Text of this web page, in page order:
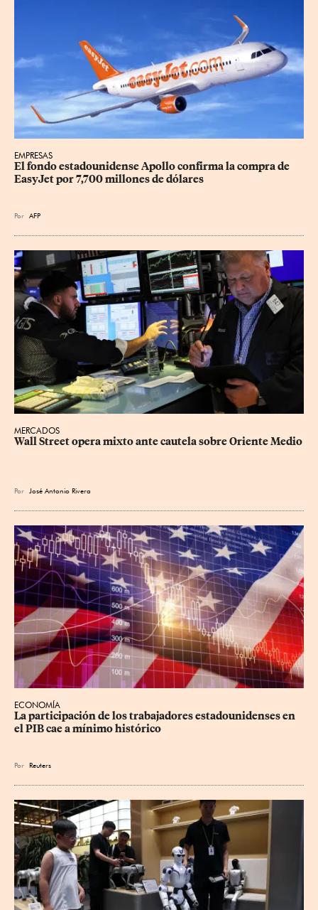
EMPRESAS
El fondo estadounidense Apollo confirma la compra de
EasyJet por 7,700 millones de dólares
Por AFP
MERCADOS
Wall Street opera mixto ante cautela sobre Oriente Medio
Por José Antonio Rivera
ECONOMÍA
La participación de los trabajadores estadounidenses en
el PIB cae a mínimo histórico
Por Reuters